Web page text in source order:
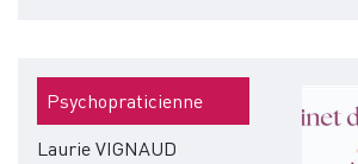
Psychopraticienne
Laurie VIGNAUD